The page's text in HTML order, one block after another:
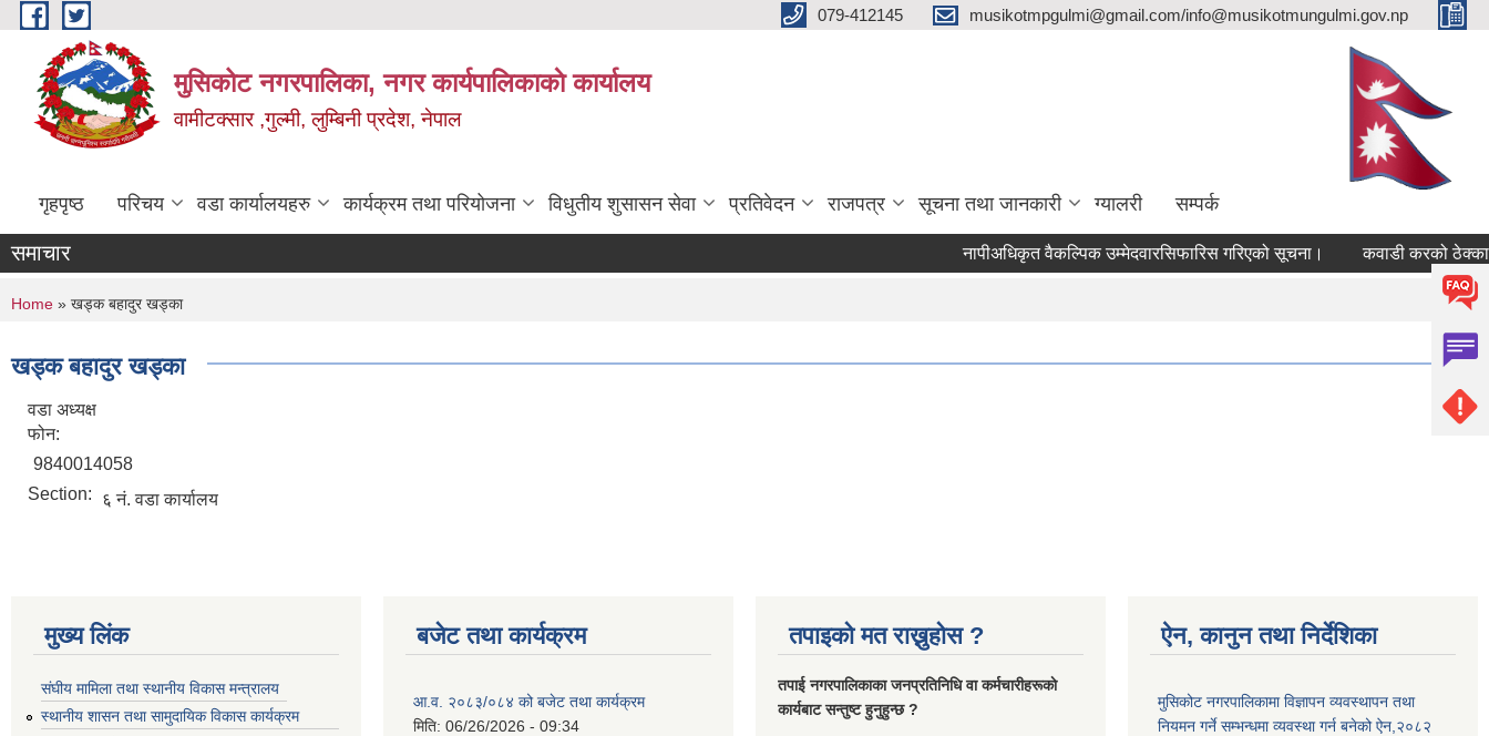
Skip to main content 079-412145 musikotmpgulmi@gmail.com/info@musikotmungulmi.gov.np
मुसिकोट नगरपालिका, नगर कार्यपालिकाकाे कार्यालय
वामीटक्सार ,गुल्मी, लुम्बिनी प्रदेश, नेपाल
गृहपृष्ठ परिचय वडा कार्यालयहरु कार्यक्रम तथा परियोजना विधुतीय शुसासन सेवा प्रतिवेदन राजपत्र सूचना तथा जानकारी ग्यालरी सम्पर्क
समाचार नापीअधिकृत वैकल्पिक उम्मेदवारसिफारिस गरिएको सूचना। कवाडी करको ठेक्का
You are here
Home » खड्क बहादुर खड्का
खड्क बहादुर खड्का
वडा अध्यक्ष
फोन:
9840014058
Section:
६ नं. वडा कार्यालय
मुख्य लिंक
संघीय मामिला तथा स्थानीय विकास मन्त्रालय
स्थानीय शासन तथा सामुदायिक विकास कार्यक्रम
बजेट तथा कार्यक्रम
आ.व. २०८३/०८४ को बजेट तथा कार्यक्रम
मिति: 06/26/2026 - 09:34
तपाइको मत राख्नुहोस ?
तपा‌ई नगरपालिकाका जनप्रतिनिधि वा कर्मचारीहरूकाे
कार्यबाट सन्तुष्ट हुनुहुन्छ ?
ऐन, कानुन तथा निर्देशिका
मुसिकोट नगरपालिकामा विज्ञापन व्यवस्थापन तथा
नियमन गर्ने सम्भन्धमा व्यवस्था गर्न बनेको ऐन,२०८२